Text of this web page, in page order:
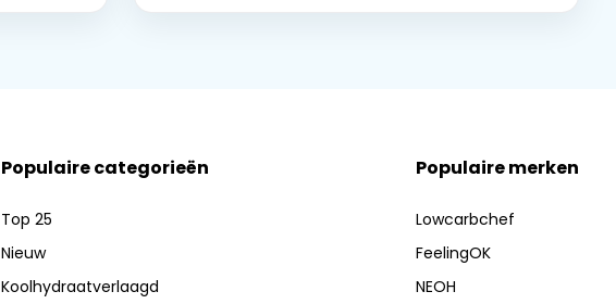
Populaire categorieën
Top 25
Nieuw
Koolhydraatverlaagd
Populaire merken
Lowcarbchef
FeelingOK
NEOH